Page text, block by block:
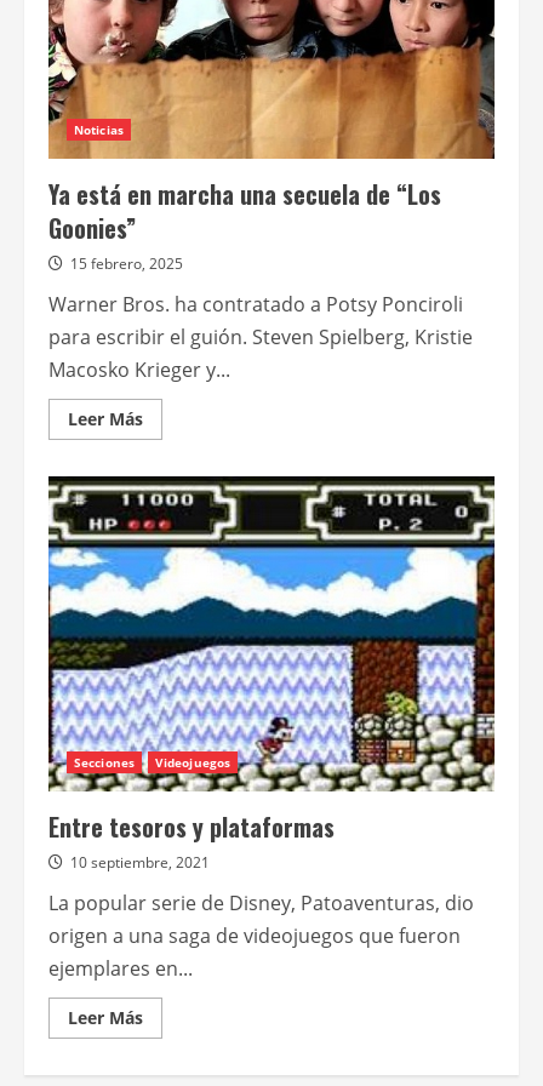
Noticias
Ya está en marcha una secuela de “Los
Goonies”
15 febrero, 2025
Warner Bros. ha contratado a Potsy Ponciroli
para escribir el guión. Steven Spielberg, Kristie
Macosko Krieger y...
Leer MásLeer
más
Ya
está
en
marcha
una
secuela
de
“Los
Goonies”
Secciones Videojuegos
Entre tesoros y plataformas
10 septiembre, 2021
La popular serie de Disney, Patoaventuras, dio
origen a una saga de videojuegos que fueron
ejemplares en...
Leer MásLeer
más